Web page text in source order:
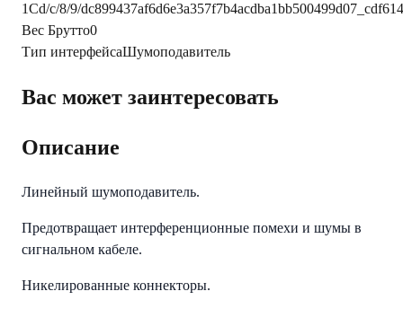
1Сd/c/8/9/
Вес Брутто0
Тип интерфейсаШумоподавитель
Вас может заинтересовать
Описание
Линейный шумоподавитель.
Предотвращает интерференционные помехи и шумы в
сигнальном кабеле.
Никелированные коннекторы.